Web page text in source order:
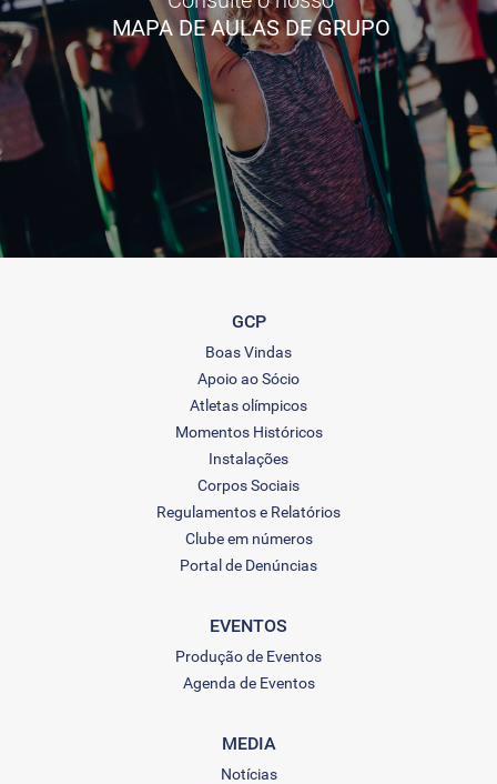
MAPA DE AULAS DE GRUPO
GCP
Boas Vindas
Apoio ao Sócio
Atletas olímpicos
Momentos Históricos
Instalações
Corpos Sociais
Regulamentos e Relatórios
Clube em números
Portal de Denúncias
EVENTOS
Produção de Eventos
Agenda de Eventos
MEDIA
Notícias